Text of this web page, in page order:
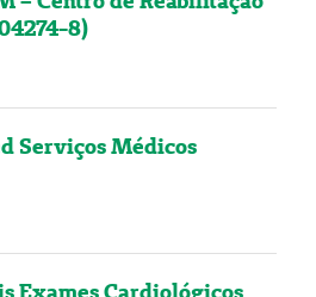
8)
Serviços Médicos
Exames Cardiológicos